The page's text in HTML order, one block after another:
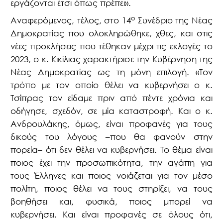
εργάζονται έτσι όπως πρέπει».
Αναφερόμενος, τέλος, στο 14ο Συνέδριο της Νέας
Δημοκρατίας που ολοκληρώθηκε, χθες, και στις
νέες προκλήσεις που τέθηκαν μέχρι τις εκλογές το
2023, ο κ. Κικίλιας χαρακτήρισε την Κυβέρνηση της
Νέας Δημοκρατίας ως τη μόνη επιλογή. «Τον
τρόπο με τον οποίο θέλει να κυβερνήσει ο κ.
Τσίπρας τον είδαμε πριν από πέντε χρόνια και
οδήγησε, σχεδόν, σε μία καταστροφή. Και ο κ.
Ανδρουλάκης, όμως, είναι προφανές για τους
δικούς του λόγους –που θα φανούν στην
πορεία– ότι δεν θέλει να κυβερνήσει. Το θέμα είναι
ποιος έχει την προσωπικότητα, την αγάπη για
τους Έλληνες και ποιος νοιάζεται για τον μέσο
πολίτη, ποιος θέλει να τους στηρίξει, να τους
βοηθήσει και, φυσικά, ποιος μπορεί να
κυβερνήσει. Και είναι προφανές σε όλους ότι,